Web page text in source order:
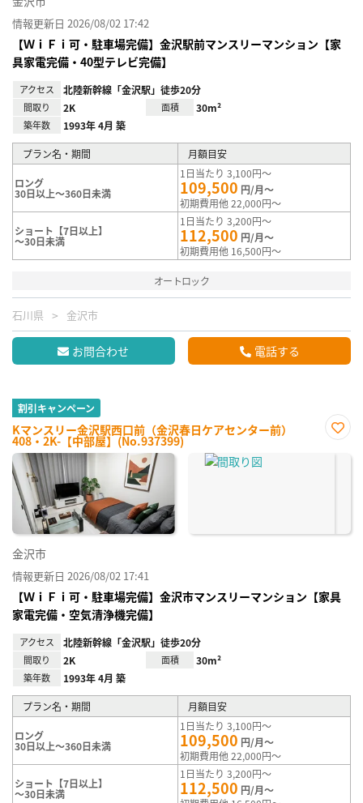
情報更新日 2026/08/02 17:42
【ＷｉＦｉ可・駐車場完備】金沢駅前マンスリーマンション【家
具家電完備・40型テレビ完備】
アクセス 北陸新幹線「金沢駅」徒歩20分
間取り 2K 面積 30m²
築年数 1993年 4月 築
プラン名・期間 月額目安
ロング
30日以上～360日未満
1日当たり 3,100円～
109,500 円/月～
初期費用他 22,000円～
ショート【7日以上】
～30日未満
1日当たり 3,200円～
112,500 円/月～
初期費用他 16,500円～
オートロック
石川県 金沢市
お問合わせ 電話する
割引キャンペーン
Kマンスリー金沢駅西口前（金沢春日ケアセンター前）
408・2K-【中部屋】(No.937399)
に入
金沢市
情報更新日 2026/08/02 17:41
【ＷｉＦｉ可・駐車場完備】金沢市マンスリーマンション【家具
家電完備・空気清浄機完備】
アクセス 北陸新幹線「金沢駅」徒歩20分
間取り 2K 面積 30m²
築年数 1993年 4月 築
プラン名・期間 月額目安
ロング
30日以上～360日未満
1日当たり 3,100円～
109,500 円/月～
初期費用他 22,000円～
ショート【7日以上】
～30日未満
1日当たり 3,200円～
112,500 円/月～